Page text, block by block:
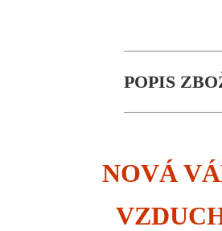
POPIS
NOVÁ